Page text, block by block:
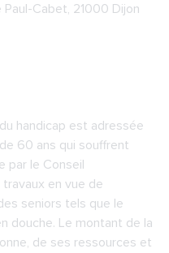
Paul-Cabet, 21000 Dijon
handicap est adressée
60 ans qui souffrent
par le Conseil
en vue de
seniors tels que le
douche. Le montant de la
de ses ressources et